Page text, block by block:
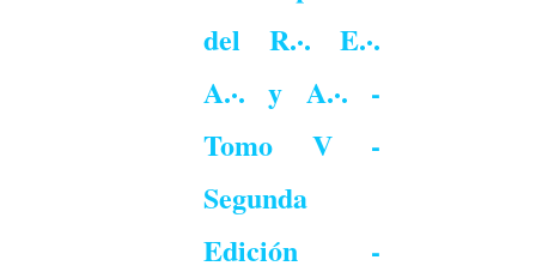
del R.·. E.·.
A.·. y A.·. -
Tomo V -
Segunda
Edición -